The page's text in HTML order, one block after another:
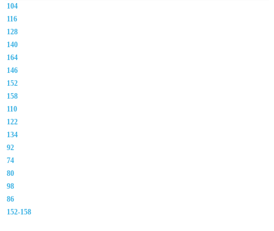
104
116
128
140
164
146
152
158
110
122
134
92
74
80
98
86
152-158